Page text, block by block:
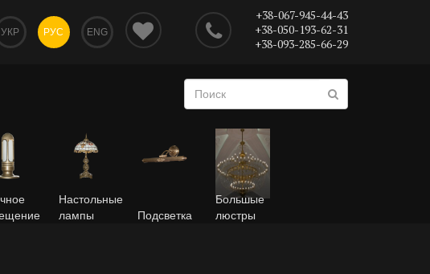
УКР РУС ENG
+38-067-945-44-43
+38-050-193-62-31
+38-093-285-66-29
Настольные
лампы
Подсветка
Большые
люстры